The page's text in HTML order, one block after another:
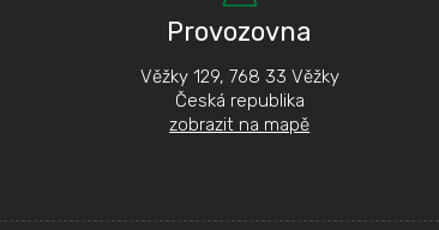
Provozovna
Věžky 129, 768 33 Věžky
Česká republika
zobrazit na mapě